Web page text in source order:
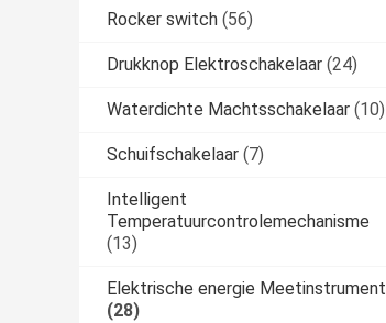
Rocker switch (56)
Drukknop Elektroschakelaar (24)
Waterdichte Machtsschakelaar (10)
Schuifschakelaar (7)
Intelligent
Temperatuurcontrolemechanisme
(13)
Elektrische energie Meetinstrument
(28)